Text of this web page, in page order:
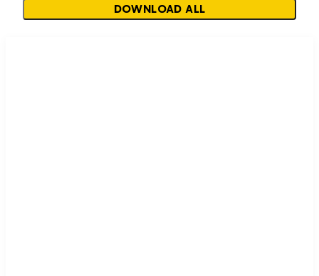
DOWNLOAD ALL